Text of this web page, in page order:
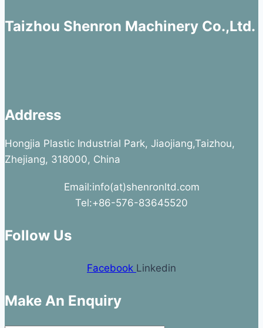
Taizhou Shenron Machinery Co.,Ltd.
Address
Hongjia Plastic Industrial Park, Jiaojiang,Taizhou,
Zhejiang, 318000, China
Email:info(at)shenronltd.com
Tel:+86-576-83645520
Follow Us
Facebook Linkedin
Make An Enquiry